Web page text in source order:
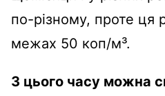
по-різному, проте ця
межах 50 коп/м³.
З цього часу можна